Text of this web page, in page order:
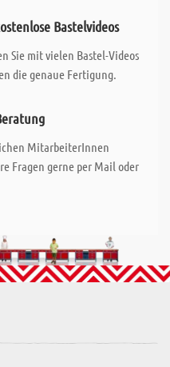
Bastelvideos
Sie mit vielen Bastel-Videos
die genaue Fertigung.
MitarbeiterInnen
Fragen gerne per Mail oder